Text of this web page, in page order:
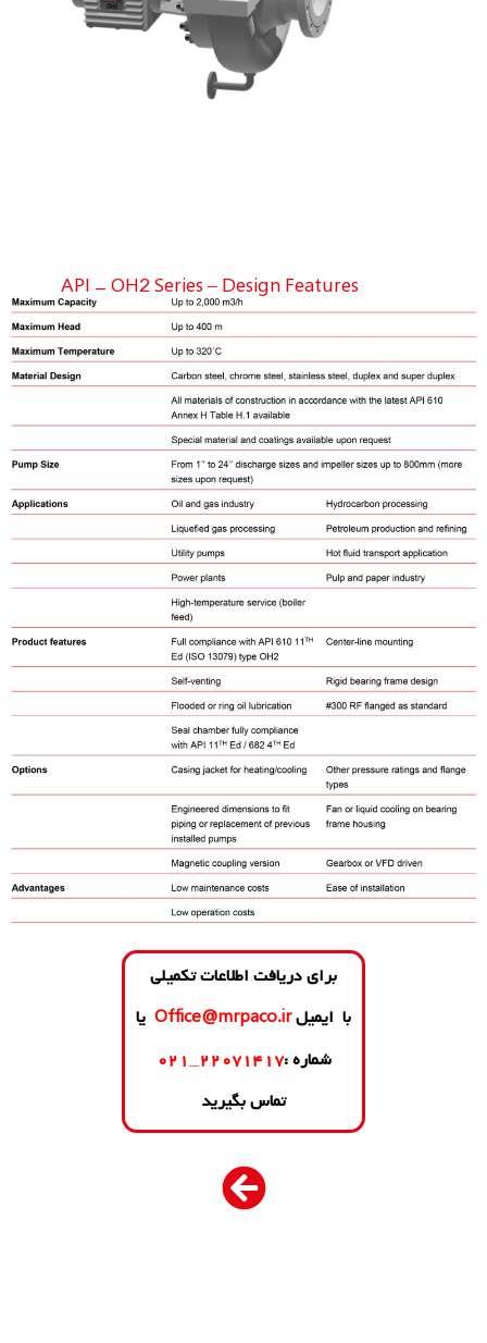
API - OH2 Series – Design Features
برای دریافت اطلاعات تکمیلی
با ایمیلOffice@mrpaco.ir یا
شماره :۲۲۰۷۱۴۱۷_ ۰۲ ۱
تماس بگیرید